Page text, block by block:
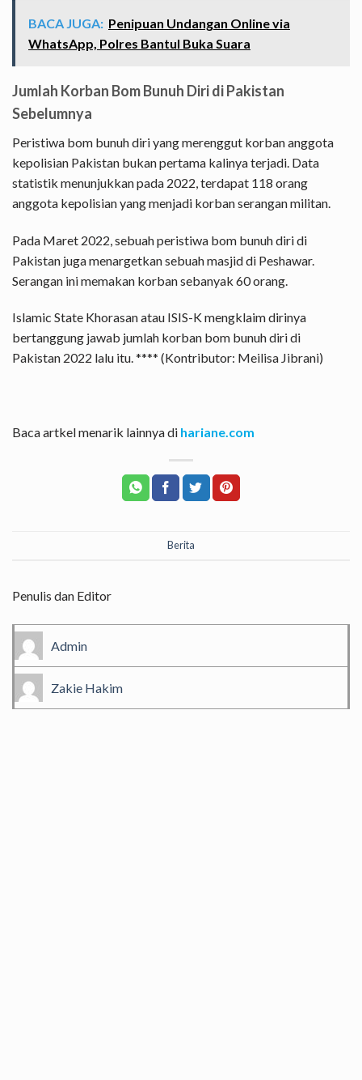
BACA JUGA: Penipuan Undangan Online via
WhatsApp, Polres Bantul Buka Suara
Jumlah Korban Bom Bunuh Diri di Pakistan
Sebelumnya
Peristiwa bom bunuh diri yang merenggut korban anggota
kepolisian Pakistan bukan pertama kalinya terjadi. Data
statistik menunjukkan pada 2022, terdapat 118 orang
anggota kepolisian yang menjadi korban serangan militan.
Pada Maret 2022, sebuah peristiwa bom bunuh diri di
Pakistan juga menargetkan sebuah masjid di Peshawar.
Serangan ini memakan korban sebanyak 60 orang.
Islamic State Khorasan atau ISIS-K mengklaim dirinya
bertanggung jawab jumlah korban bom bunuh diri di
Pakistan 2022 lalu itu. **** (Kontributor: Meilisa Jibrani)
Baca artkel menarik lainnya di hariane.com
Berita
Penulis dan Editor
Admin
Zakie Hakim